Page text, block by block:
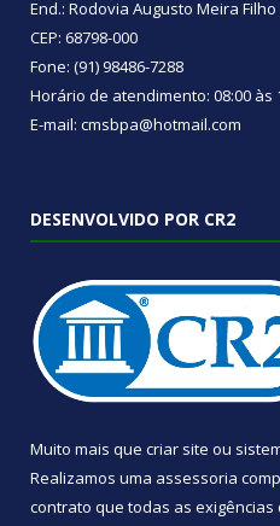
End.: Rodovia Augusto Meira Filho
CEP: 68798-000
Fone: (91) 98486-7288
Horário de atendimento: 08:00 às
E-mail: cmsbpa@hotmail.com
DESENVOLVIDO POR CR2
Muito mais que criar site ou
Realizamos uma assessoria
contrato que todas as exigências